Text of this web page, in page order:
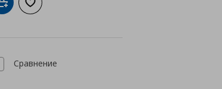
Добави в кошницата
Добави към списъка с любими
Сравнение